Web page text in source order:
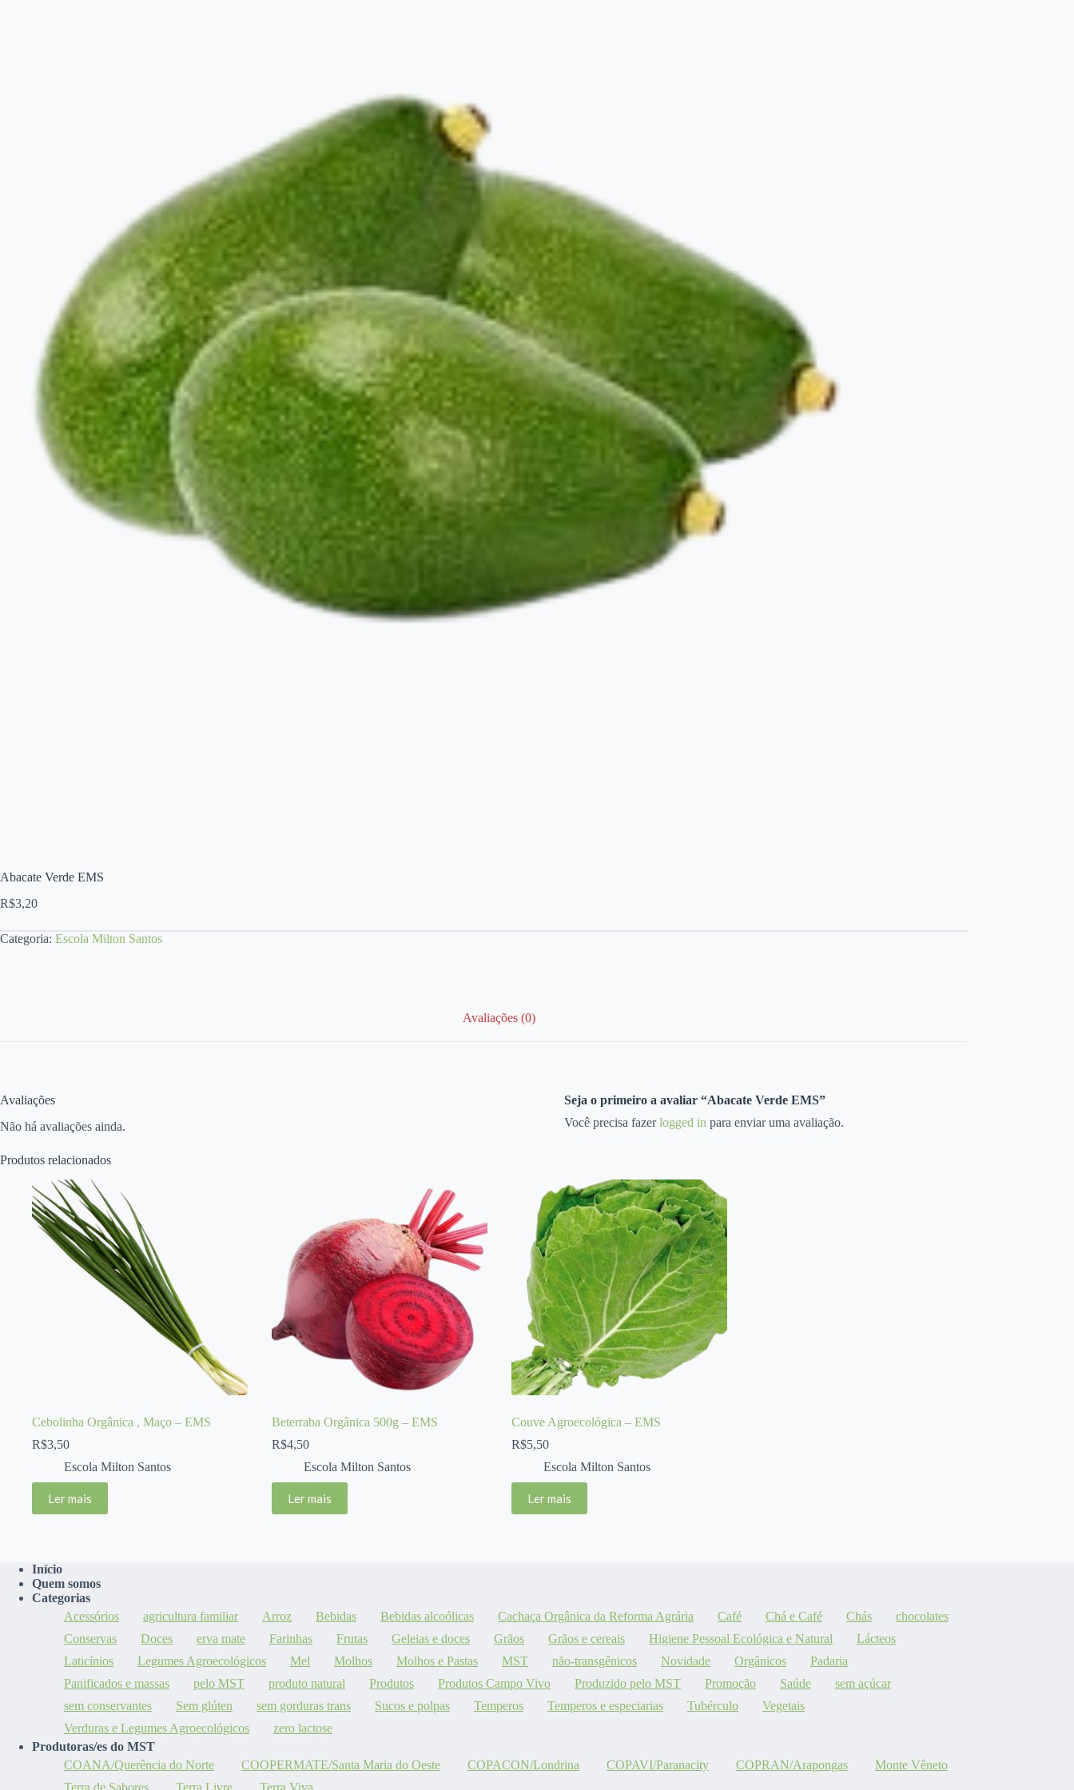
Abacate Verde EMS
R$3,20
Categoria: Escola Milton Santos
Avaliações (0)
Avaliações
Não há avaliações ainda.
Seja o primeiro a avaliar “Abacate Verde EMS”
Você precisa fazerlogged in para enviar uma avaliação.
Produtos relacionados
Cebolinha Orgânica , Maço – EMS
R$3,50
Escola Milton Santos
Ler mais
Beterraba Orgânica 500g – EMS
R$4,50
Escola Milton Santos
Ler mais
Couve Agroecológica – EMS
R$5,50
Escola Milton Santos
Ler mais
Início
Quem somos
Categorias
Acessórios
agricultura familiar Arroz Bebidas Bebidas alcoólicas Cachaça Orgânica da Reforma Agrária Café Chá e Café Chás
chocolates
Conservas
Doces erva mate Farinhas Frutas Geleias e doces Grãos Grãos e cereais Higiene Pessoal Ecológica e Natural
Lácteos
Laticínios
Legumes Agroecológicos Mel Molhos Molhos e Pastas MST não-transgênicos Novidade Orgânicos
Padaria
Panificados e massas
pelo MST produto natural Produtos Produtos Campo Vivo Produzido pelo MST Promoção Saúde
sem açúcar
sem conservantes
Sem glúten sem gorduras trans Sucos e polpas Temperos Temperos e especiarias Tubérculo
Vegetais
Verduras e Legumes Agroecológicos
zero lactose
Produtoras/es do MST
COANA/Querência do Norte
COOPERMATE/Santa Maria do Oeste COPACON/Londrina COPAVI/Paranacity COPRAN/Arapongas
Monte Vêneto
Terra de Sabores
Terra Livre Terra Viva